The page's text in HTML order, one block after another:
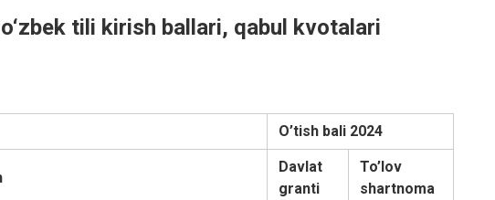
tili kirish ballari, qabul kvotalari
O’tish bali 2024
Davlat
granti
To’lov
shartnoma